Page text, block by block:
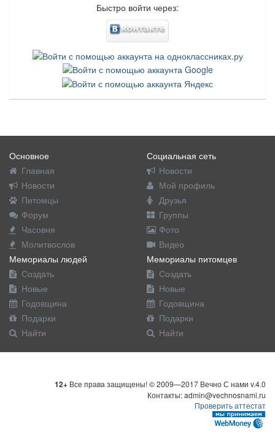
Быстро войти через:
Основное
Главная
Новости
Питомцы
Форум
Часовня
Молитвослов
Социальная сеть
Новости
Мой профиль
Друзья
Группы
Фото
Видео
Мемориалы людей
Создать
Новые
Годовщина
Подарки
Найти
Мемориалы питомцев
Создать
Новые
Годовщина
Подарки
Найти
12+ Все права защищены! © 2009—2017 Вечно С нами v.4.0
Контакты: admin@vechnosnami.ru
Проверить аттестат